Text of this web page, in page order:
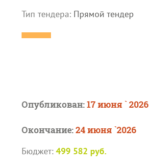
Тип тендера: Прямой тендер
Опубликован:17 июня ` 2026
Окончание:24 июня `2026
Бюджет: 499 582 руб.